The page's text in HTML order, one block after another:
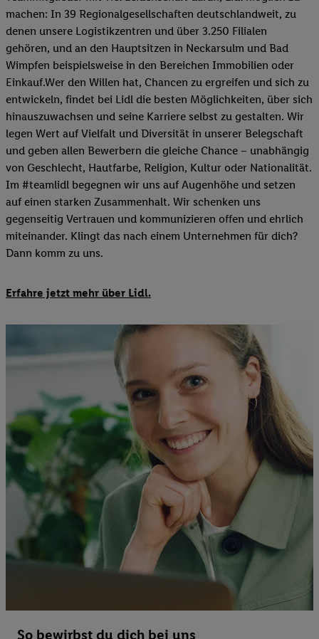
machen: In 39 Regionalgesellschaften deutschlandweit, zu
denen unsere Logistikzentren und über 3.250 Filialen
gehören, und an den Hauptsitzen in Neckarsulm und Bad
Wimpfen beispielsweise in den Bereichen Immobilien oder
Einkauf.Wer den Willen hat, Chancen zu ergreifen und sich zu
entwickeln, findet bei Lidl die besten Möglichkeiten, über sich
hinauszuwachsen und seine Karriere selbst zu gestalten. Wir
legen Wert auf Vielfalt und Diversität in unserer Belegschaft
und geben allen Bewerbern die gleiche Chance – unabhängig
von Geschlecht, Hautfarbe, Religion, Kultur oder Nationalität.
Im #teamlidl begegnen wir uns auf Augenhöhe und setzen
auf einen starken Zusammenhalt. Wir schenken uns
gegenseitig Vertrauen und kommunizieren offen und ehrlich
miteinander. Klingt das nach einem Unternehmen für dich?
Dann komm zu uns.​
Erfahre jetzt mehr über Lidl.
So bewirbst du dich bei uns